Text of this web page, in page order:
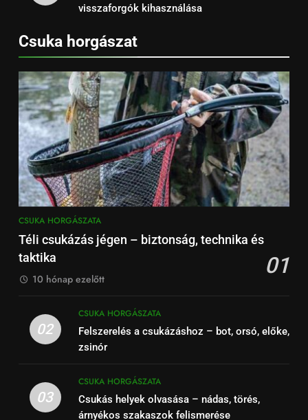
visszaforgók kihasználása
Csuka horgászat
CSUKA HORGÁSZATA
Téli csukázás jégen – biztonság, technika és
taktika
01
10 hónap ezelőtt
02
CSUKA HORGÁSZATA
Felszerelés a csukázáshoz – bot, orsó, előke,
zsinór
03
CSUKA HORGÁSZATA
Csukás helyek olvasása – nádas, törés,
árnyékos szakaszok felismerése